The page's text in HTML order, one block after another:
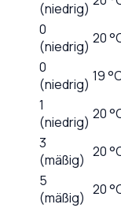
(niedrig)
0
(niedrig) 20
0
(niedrig) 19
1
(niedrig) 20
3
(mäßig) 20
5
(mäßig) 20